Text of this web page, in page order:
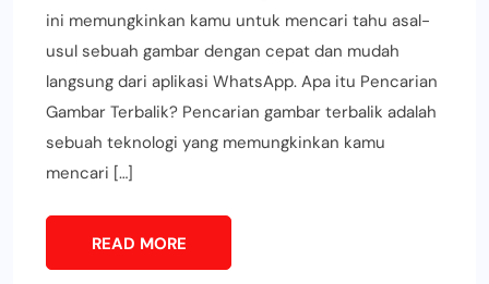
ini memungkinkan kamu untuk mencari tahu asal-
usul sebuah gambar dengan cepat dan mudah
langsung dari aplikasi WhatsApp. Apa itu Pencarian
Gambar Terbalik? Pencarian gambar terbalik adalah
sebuah teknologi yang memungkinkan kamu
mencari […]
READ MORE